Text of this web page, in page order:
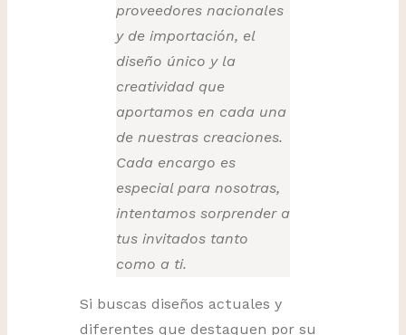
proveedores nacionales
y de importación, el
diseño único y la
creatividad que
aportamos en cada una
de nuestras creaciones.
Cada encargo es
especial para nosotras,
intentamos sorprender a
tus invitados tanto
como a ti.
Si buscas diseños actuales y
diferentes que destaquen por su